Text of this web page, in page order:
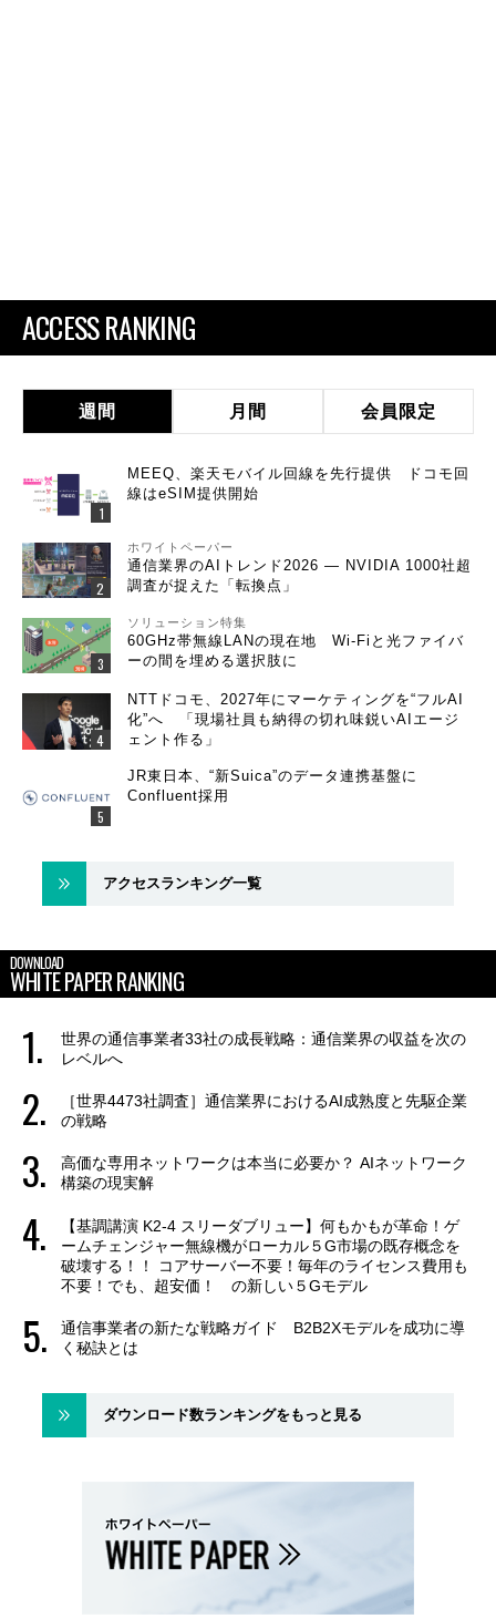
ACCESS RANKING
週間 月間 会員限定
MEEQ、楽天モバイル回線を先行提供 ドコモ回
線はeSIM提供開始
ホワイトペーパー
通信業界のAIトレンド2026 ― NVIDIA 1000社超
調査が捉えた「転換点」
ソリューション特集
60GHz帯無線LANの現在地 Wi-Fiと光ファイバ
ーの間を埋める選択肢に
NTTドコモ、2027年にマーケティングを“フルAI
化”へ 「現場社員も納得の切れ味鋭いAIエージ
ェント作る」
JR東日本、“新Suica”のデータ連携基盤に
Confluent採用
アクセスランキング一覧
DOWNLOAD
WHITE PAPER RANKING
世界の通信事業者33社の成長戦略：通信業界の収益を次の
レベルへ
［世界4473社調査］通信業界におけるAI成熟度と先駆企業
の戦略
高価な専用ネットワークは本当に必要か？ AIネットワーク
構築の現実解
【基調講演 K2-4 スリーダブリュー】何もかもが革命！ゲ
ームチェンジャー無線機がローカル５G市場の既存概念を
破壊する！！ コアサーバー不要！毎年のライセンス費用も
不要！でも、超安価！ の新しい５Gモデル
通信事業者の新たな戦略ガイド B2B2Xモデルを成功に導
く秘訣とは
ダウンロード数ランキングをもっと見る